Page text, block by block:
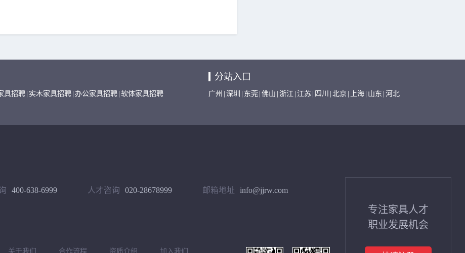
具招聘 实木家具招聘 办公家具招聘 软体家具招聘
分站入口
广州 深圳 东莞 佛山 浙江 江苏 四川 北京 上海 山东 河北
400-638-6999 人才咨询 020-28678999 邮箱地址 info@jjrw.com
关于我们 合作流程 资质介绍 加入我们
专注家具人才
职业发展机会